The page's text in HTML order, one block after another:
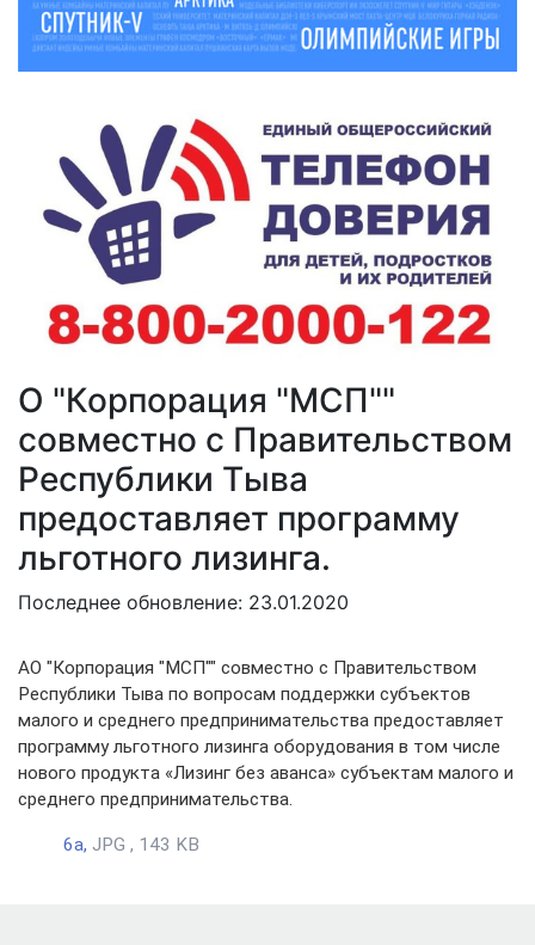
О "Корпорация "МСП""
совместно с Правительством
Республики Тыва
предоставляет программу
льготного лизинга.
Последнее обновление: 23.01.2020
АО "Корпорация "МСП"" совместно с Правительством
Республики Тыва по вопросам поддержки субъектов
малого и среднего предпринимательства предоставляет
программу льготного лизинга оборудования в том числе
нового продукта «Лизинг без аванса» субъектам малого и
среднего предпринимательства.
6а, JPG , 143 KB